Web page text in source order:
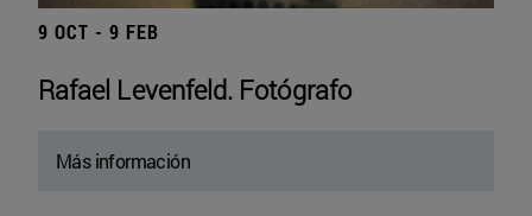
9 OCT - 9 FEB
Rafael Levenfeld. Fotógrafo
Más información